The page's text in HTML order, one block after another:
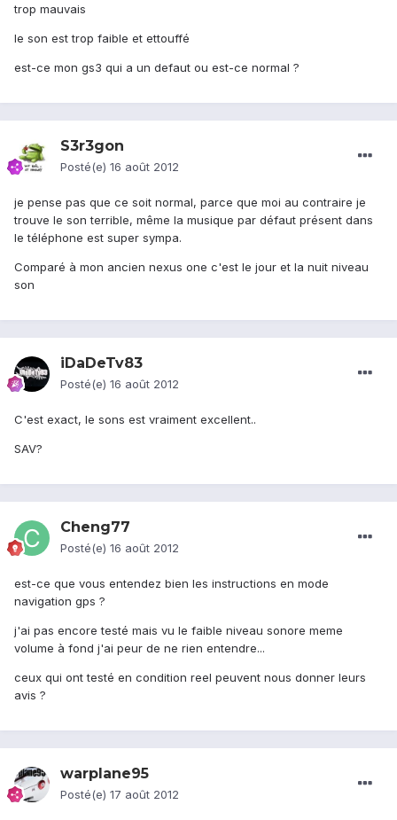
trop mauvais
le son est trop faible et ettouffé
est-ce mon gs3 qui a un defaut ou est-ce normal ?
S3r3gon
Posté(e) 16 août 2012
je pense pas que ce soit normal, parce que moi au contraire je
trouve le son terrible, même la musique par défaut présent dans
le téléphone est super sympa.
Comparé à mon ancien nexus one c'est le jour et la nuit niveau
son
iDaDeTv83
Posté(e) 16 août 2012
C'est exact, le sons est vraiment excellent..
SAV?
Cheng77
Posté(e) 16 août 2012
est-ce que vous entendez bien les instructions en mode
navigation gps ?
j'ai pas encore testé mais vu le faible niveau sonore meme
volume à fond j'ai peur de ne rien entendre...
ceux qui ont testé en condition reel peuvent nous donner leurs
avis ?
warplane95
Posté(e) 17 août 2012